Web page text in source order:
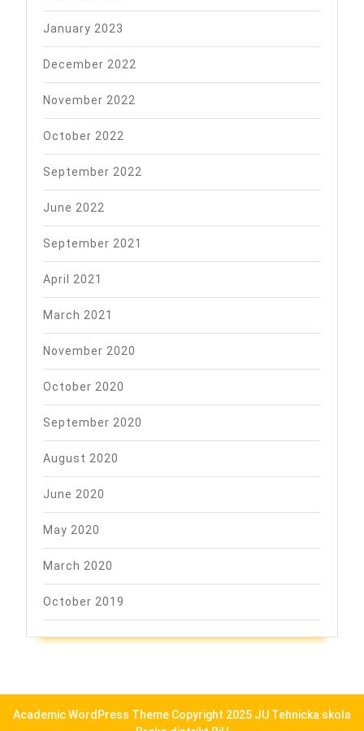
January 2023
December 2022
November 2022
October 2022
September 2022
June 2022
September 2021
April 2021
March 2021
November 2020
October 2020
September 2020
August 2020
June 2020
May 2020
March 2020
October 2019
Academic WordPress Theme Copyright 2025 JU Tehnicka skola